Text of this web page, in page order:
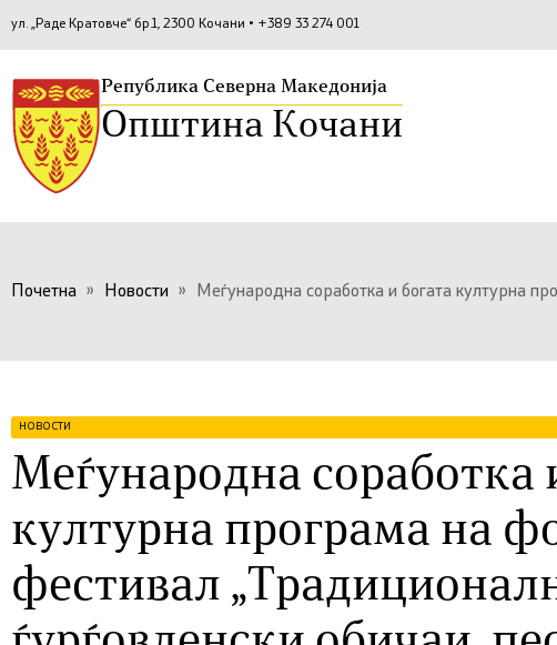
ул. „Раде Кратовче“ бр.1, 2300 Кочани • +389 33 274 001
Република Северна Македонија
Општина Кочани
Почетна » Новости » Меѓународна соработка и богата културна
НОВОСТИ
Меѓународна соработка
културна програма на
фестивал